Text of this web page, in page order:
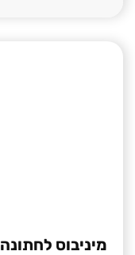
מיניבוס לחתונה